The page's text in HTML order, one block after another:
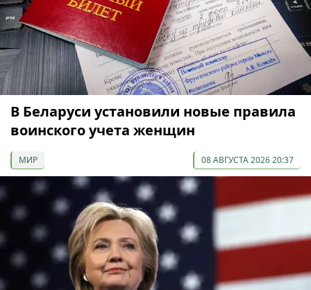
В Беларуси установили новые правила
воинского учета женщин
МИР 08 АВГУСТА 2026 20:37